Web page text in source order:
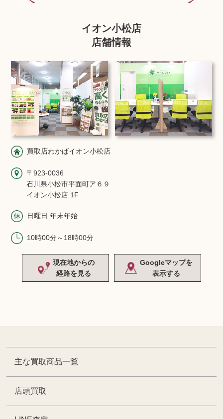
イオン小松店
店舗情報
買取店わかばイオン小松店
〒923-0036
石川県小松市平面町ア６９
イオン小松店 1F
日曜日 年末年始
10時00分～18時00分
現在地からの
経路を見る
Googleマップを
表示する
主な買取商品一覧
店頭買取